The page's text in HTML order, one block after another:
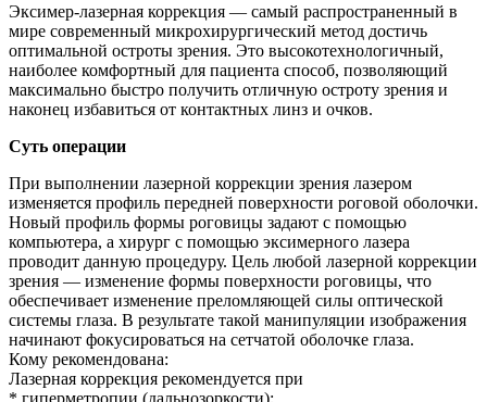
Эксимер-лазерная коррекция — самый распространенный в
мире современный микрохирургический метод достичь
оптимальной остроты зрения. Это высокотехнологичный,
наиболее комфортный для пациента способ, позволяющий
максимально быстро получить отличную остроту зрения и
наконец избавиться от контактных линз и очков.
Суть операции
При выполнении лазерной коррекции зрения лазером
изменяется профиль передней поверхности роговой оболочки.
Новый профиль формы роговицы задают с помощью
компьютера, а хирург с помощью эксимерного лазера
проводит данную процедуру. Цель любой лазерной коррекции
зрения — изменение формы поверхности роговицы, что
обеспечивает изменение преломляющей силы оптической
системы глаза. В результате такой манипуляции изображения
начинают фокусироваться на сетчатой оболочке глаза.
Кому рекомендована:
Лазерная коррекция рекомендуется при
* гиперметропии (дальнозоркости);